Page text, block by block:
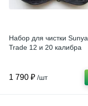
Набор для чистки Sunya
Trade 12 и 20 калибра
1 790 ₽ /шт